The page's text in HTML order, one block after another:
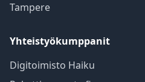
Tampere
Yhteistyökumppanit
Digitoimisto Haiku